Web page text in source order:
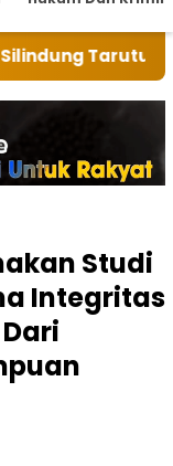
Ingatkan
Studi
Integritas